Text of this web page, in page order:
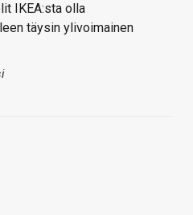
IKEA:sta olla
täysin ylivoimainen